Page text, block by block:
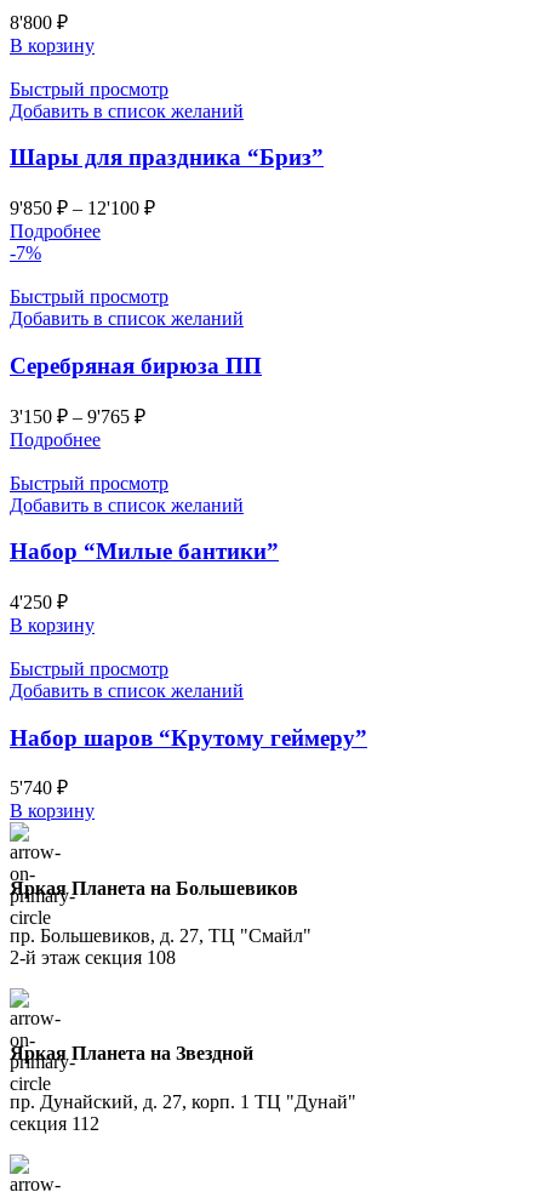
8'800 ₽
В корзину
Быстрый просмотр
Добавить в список желаний
Шары для праздника “Бриз”
9'850 ₽ – 12'100 ₽
Подробнее
-7%
Быстрый просмотр
Добавить в список желаний
Серебряная бирюза ПП
3'150 ₽ – 9'765 ₽
Подробнее
Быстрый просмотр
Добавить в список желаний
Набор “Милые бантики”
4'250 ₽
В корзину
Быстрый просмотр
Добавить в список желаний
Набор шаров “Крутому геймеру”
5'740 ₽
В корзину
Яркая Планета на Большевиков
пр. Большевиков, д. 27, ТЦ "Смайл"
2-й этаж секция 108
Яркая Планета на Звездной
пр. Дунайский, д. 27, корп. 1 ТЦ "Дунай"
секция 112